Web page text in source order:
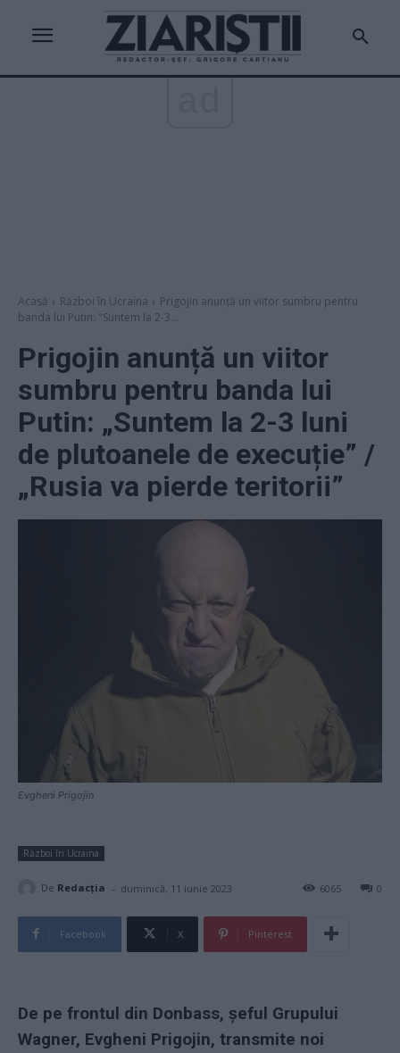
Acasă Război în Ucraina
Prigojin anunță un viitor sumbru pentru
banda lui Putin: "Suntem la 2-3...
Prigojin anunță un viitor
sumbru pentru banda lui
Putin: „Suntem la 2-3 luni
de plutoanele de execuție” /
„Rusia va pierde teritorii”
Evgheni Prigojin
Război în Ucraina
De Redacţia - duminică, 11 iunie 2023 0
6065
Facebook X Pinterest
De pe frontul din Donbass, șeful Grupului
Wagner, Evgheni Prigojin, transmite noi